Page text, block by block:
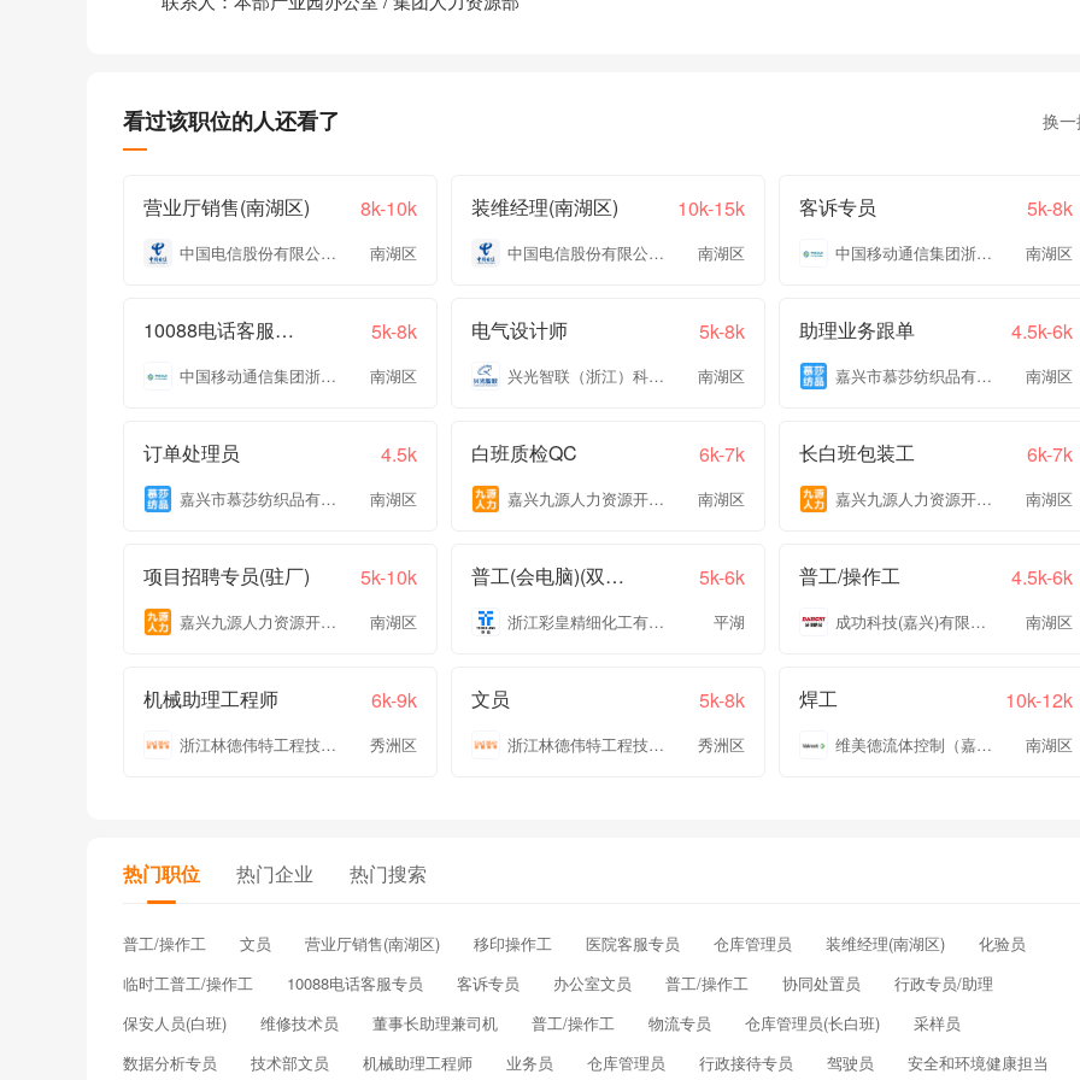
看过该职位的人还看了 换
营业厅销售(南湖区) 8k-10k
中国电信股份有限公司嘉兴分公司 南湖区
装维经理(南湖区) 10k-15k
中国电信股份有限公司嘉兴分公司 南湖区
客诉专员 5k-8k
中国移动通信集团浙江有限公司嘉兴分公司 南湖区
10088电话客服专员 5k-8k
中国移动通信集团浙江有限公司嘉兴分公司 南湖区
电气设计师 5k-8k
兴光智联（浙江）科技有限公司 南湖区
助理业务跟单 4.5k-6k
嘉兴市慕莎纺织品有限公司 南湖区
订单处理员 4.5k
嘉兴市慕莎纺织品有限公司 南湖区
白班质检QC 6k-7k
嘉兴九源人力资源开发有限公司 南湖区
长白班包装工 6k-7k
嘉兴九源人力资源开发有限公司 南湖区
项目招聘专员(驻厂) 5k-10k
嘉兴九源人力资源开发有限公司 南湖区
普工(会电脑)(双休+五险一金) 5k-6k
浙江彩皇精细化工有限公司 平湖
普工/操作工 4.5k-6k
成功科技(嘉兴)有限公司 南湖区
机械助理工程师 6k-9k
浙江林德伟特工程技术有限公司 秀洲区
文员 5k-8k
浙江林德伟特工程技术有限公司 秀洲区
焊工 10k-12k
维美德流体控制（嘉兴）有限公司 南湖区
热门职位 热门企业 热门搜索
普工/操作工 文员 营业厅销售(南湖区) 移印操作工 医院客服专员 仓库管理员 装维经理(南湖区)
化验员
临时工普工/操作工
10088电话客服专员 客诉专员 办公室文员 普工/操作工 协同处置员
行政专员/助理
保安人员(白班)
维修技术员 董事长助理兼司机 普工/操作工 物流专员 仓库管理员(长白班)
采样员
数据分析专员
技术部文员 机械助理工程师 业务员 仓库管理员 行政接待专员 驾驶员 安全和环境健康担当